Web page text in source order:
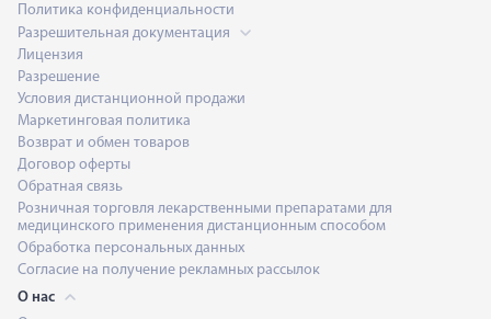
Политика конфиденциальности
Разрешительная документация
Лицензия
Разрешение
Условия дистанционной продажи
Маркетинговая политика
Возврат и обмен товаров
Договор оферты
Обратная связь
Розничная торговля лекарственными препаратами для
медицинского применения дистанционным способом
Обработка персональных данных
Согласие на получение рекламных рассылок
О нас